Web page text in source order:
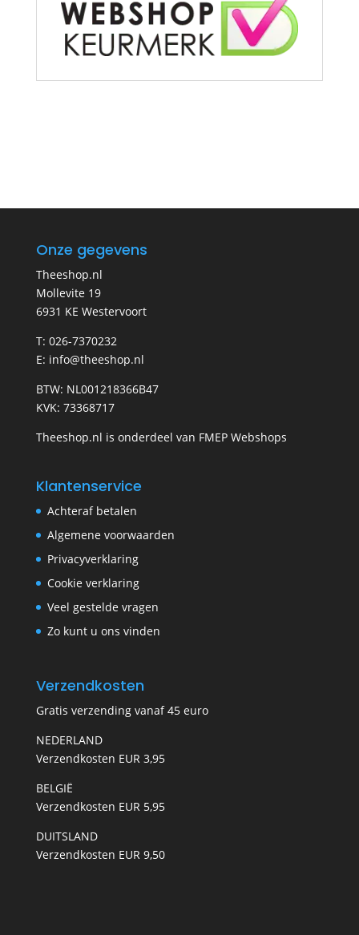
Onze gegevens
Theeshop.nl
Mollevite 19
6931 KE Westervoort
T: 026-7370232
E: info@theeshop.nl
BTW: NL001218366B47
KVK: 73368717
Theeshop.nl is onderdeel van FMEP Webshops
Klantenservice
Achteraf betalen
Algemene voorwaarden
Privacyverklaring
Cookie verklaring
Veel gestelde vragen
Zo kunt u ons vinden
Verzendkosten
Gratis verzending vanaf 45 euro
NEDERLAND
Verzendkosten EUR 3,95
BELGIË
Verzendkosten EUR 5,95
DUITSLAND
Verzendkosten EUR 9,50